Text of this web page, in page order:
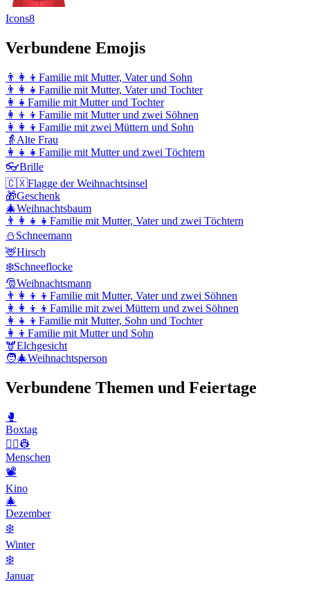
Icons8
Verbundene Emojis
👨‍👩‍👦 Familie mit Mutter, Vater und Sohn
👨‍👩‍👧 Familie mit Mutter, Vater und Tochter
👩‍👧 Familie mit Mutter und Tochter
👩‍👦‍👦 Familie mit Mutter und zwei Söhnen
👩‍👩‍👦 Familie mit zwei Müttern und Sohn
👵 Alte Frau
👩‍👧‍👧 Familie mit Mutter und zwei Töchtern
👓Brille
🇨🇽Flagge der Weihnachtsinsel
🎁Geschenk
🎄Weihnachtsbaum
👨‍👩‍👧‍👧 Familie mit Mutter, Vater und zwei Töchtern
⛄Schneemann
🦌Hirsch
❄️Schneeflocke
🎅Weihnachtsmann
👨‍👩‍👦‍👦 Familie mit Mutter, Vater und zwei Söhnen
👩‍👩‍👦‍👦 Familie mit zwei Müttern und zwei Söhnen
👩‍👧‍👦 Familie mit Mutter, Sohn und Tochter
👩‍👦 Familie mit Mutter und Sohn
🫎Elchgesicht
🧑‍🎄Weihnachtsperson
Verbundene Themen und Feiertage
🥊
Boxtag
👨‍✈️👷
Menschen
📽
Kino
🎄
Dezember
❄️
Winter
❄️
Januar